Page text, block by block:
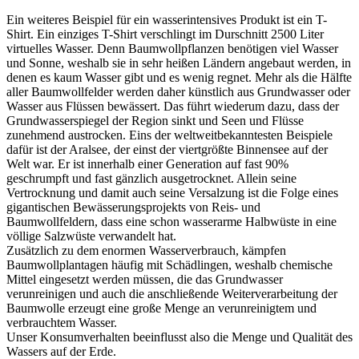
Ein weiteres Beispiel für ein wasserintensives Produkt ist ein T-
Shirt. Ein einziges T-Shirt verschlingt im Durschnitt 2500 Liter
virtuelles Wasser. Denn Baumwollpflanzen benötigen viel Wasser
und Sonne, weshalb sie in sehr heißen Ländern angebaut werden, in
denen es kaum Wasser gibt und es wenig regnet. Mehr als die Hälfte
aller Baumwollfelder werden daher künstlich aus Grundwasser oder
Wasser aus Flüssen bewässert. Das führt wiederum dazu, dass der
Grundwasserspiegel der Region sinkt und Seen und Flüsse
zunehmend austrocken. Eins der weltweitbekanntesten Beispiele
dafür ist der Aralsee, der einst der viertgrößte Binnensee auf der
Welt war. Er ist innerhalb einer Generation auf fast 90%
geschrumpft und fast gänzlich ausgetrocknet. Allein seine
Vertrocknung und damit auch seine Versalzung ist die Folge eines
gigantischen Bewässerungsprojekts von Reis- und
Baumwollfeldern, dass eine schon wasserarme Halbwüste in eine
völlige Salzwüste verwandelt hat.
Zusätzlich zu dem enormen Wasserverbrauch, kämpfen
Baumwollplantagen häufig mit Schädlingen, weshalb chemische
Mittel eingesetzt werden müssen, die das Grundwasser
verunreinigen und auch die anschließende Weiterverarbeitung der
Baumwolle erzeugt eine große Menge an verunreinigtem und
verbrauchtem Wasser.
Unser Konsumverhalten beeinflusst also die Menge und Qualität des
Wassers auf der Erde.